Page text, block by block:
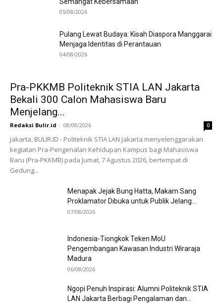
05/08/2026
Pulang Lewat Budaya: Kisah Diaspora Manggarai
Menjaga Identitas di Perantauan
04/08/2026
Pra-PKKMB Politeknik STIA LAN Jakarta
Bekali 300 Calon Mahasiswa Baru
Menjelang...
Redaksi Bulir.id - 08/08/2026 0
Jakarta, BULIR.ID - Politeknik STIA LAN Jakarta menyelenggarakan
kegiatan Pra-Pengenalan Kehidupan Kampus bagi Mahasiswa
Baru (Pra-PKKMB) pada Jumat, 7 Agustus 2026, bertempat di
Gedung...
Menapak Jejak Bung Hatta, Makam Sang
Proklamator Dibuka untuk Publik Jelang...
07/08/2026
Indonesia-Tiongkok Teken MoU
Pengembangan Kawasan Industri Wiraraja
Madura
06/08/2026
Ngopi Penuh Inspirasi: Alumni Politeknik STIA
LAN Jakarta Berbagi Pengalaman dan...